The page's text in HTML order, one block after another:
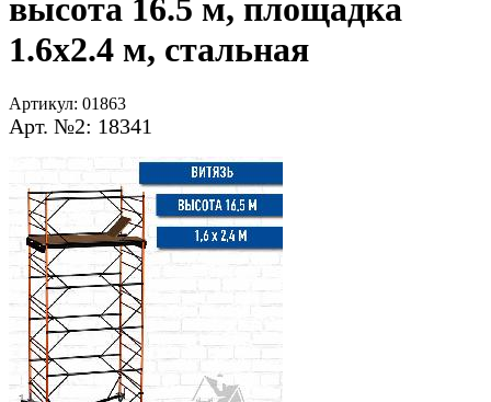
высота 16.5 м, площадка
1.6x2.4 м, стальная
Артикул: 01863
Арт. №2: 18341